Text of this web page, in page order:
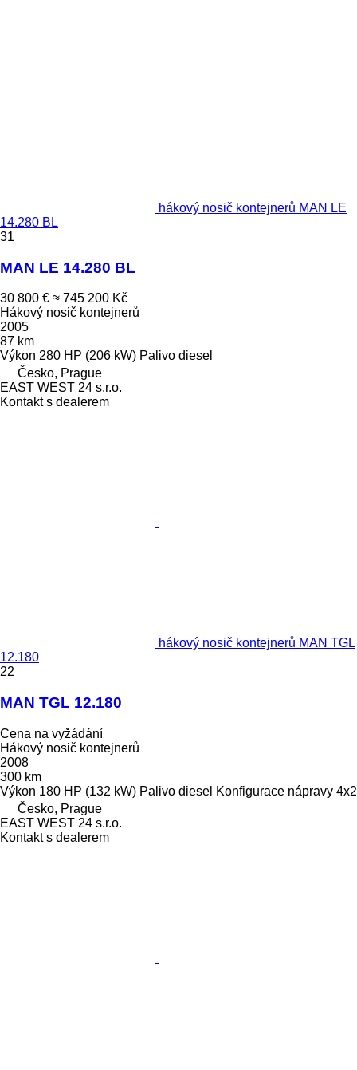
hákový nosič kontejnerů MAN LE
14.280 BL
31
MAN LE 14.280 BL
30 800 € ≈ 745 200 Kč
Hákový nosič kontejnerů
2005
87 km
Výkon 280 HP (206 kW) Palivo diesel
Česko, Prague
EAST WEST 24 s.r.o.
Kontakt s dealerem
hákový nosič kontejnerů MAN TGL
12.180
22
MAN TGL 12.180
Cena na vyžádání
Hákový nosič kontejnerů
2008
300 km
Výkon 180 HP (132 kW) Palivo diesel Konfigurace nápravy 4x2
Česko, Prague
EAST WEST 24 s.r.o.
Kontakt s dealerem